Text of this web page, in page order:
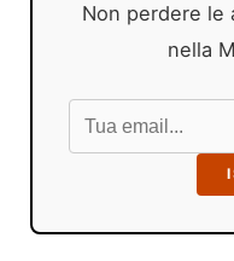
Non perdere le
nella